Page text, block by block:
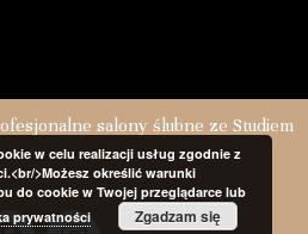
salony ślubne ze Studiem
w celu realizacji usług zgodnie z
>Możesz określić warunki
do cookie w Twojej przeglądarce lub
prywatności Zgadzam się